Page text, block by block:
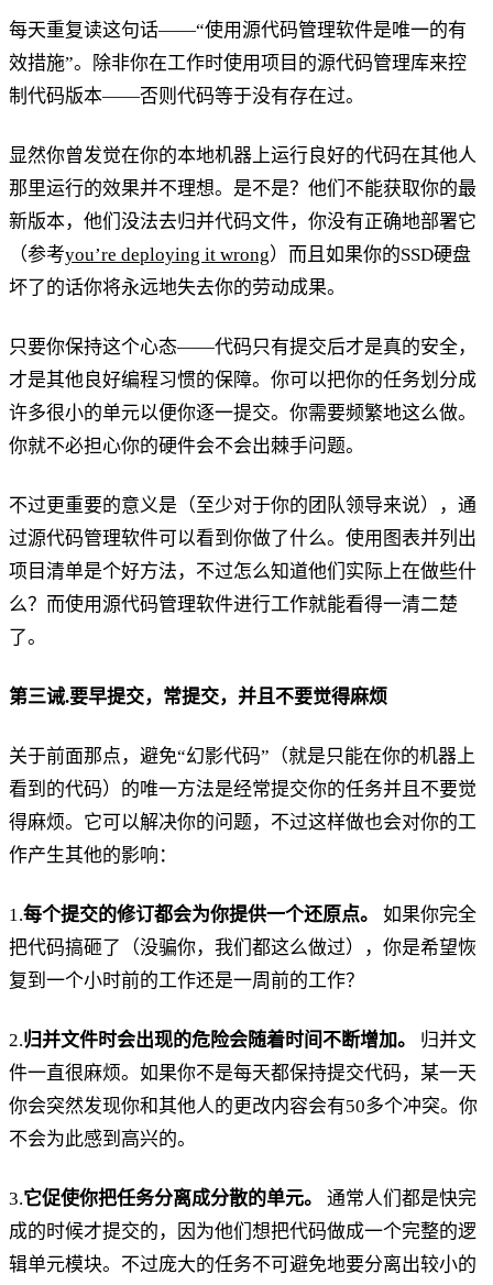
每天重复读这句话——“使用源代码管理软件是唯一的有
效措施”。除非你在工作时使用项目的源代码管理库来控
制代码版本——否则代码等于没有存在过。
显然你曾发觉在你的本地机器上运行良好的代码在其他人
那里运行的效果并不理想。是不是？他们不能获取你的最
新版本，他们没法去归并代码文件，你没有正确地部署它
（参考you’re deploying it wrong）而且如果你的SSD硬盘
坏了的话你将永远地失去你的劳动成果。
只要你保持这个心态——代码只有提交后才是真的安全，
才是其他良好编程习惯的保障。你可以把你的任务划分成
许多很小的单元以便你逐一提交。你需要频繁地这么做。
你就不必担心你的硬件会不会出棘手问题。
不过更重要的意义是（至少对于你的团队领导来说），通
过源代码管理软件可以看到你做了什么。使用图表并列出
项目清单是个好方法，不过怎么知道他们实际上在做些什
么？而使用源代码管理软件进行工作就能看得一清二楚
了。
第三诫.要早提交，常提交，并且不要觉得麻烦
关于前面那点，避免“幻影代码”（就是只能在你的机器上
看到的代码）的唯一方法是经常提交你的任务并且不要觉
得麻烦。它可以解决你的问题，不过这样做也会对你的工
作产生其他的影响：
1.每个提交的修订都会为你提供一个还原点。
如果你完全
把代码搞砸了（没骗你，我们都这么做过），你是希望恢
复到一个小时前的工作还是一周前的工作？
2.归并文件时会出现的危险会随着时间不断增加。
归并文
件一直很麻烦。如果你不是每天都保持提交代码，某一天
你会突然发现你和其他人的更改内容会有50多个冲突。你
不会为此感到高兴的。
3.它促使你把任务分离成分散的单元。
通常人们都是快完
成的时候才提交的，因为他们想把代码做成一个完整的逻
辑单元模块。不过庞大的任务不可避免地要分离出较小的